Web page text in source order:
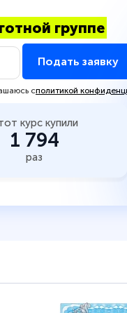
группе
Подать заявку
сполитикой
курс купили
1 794
раз